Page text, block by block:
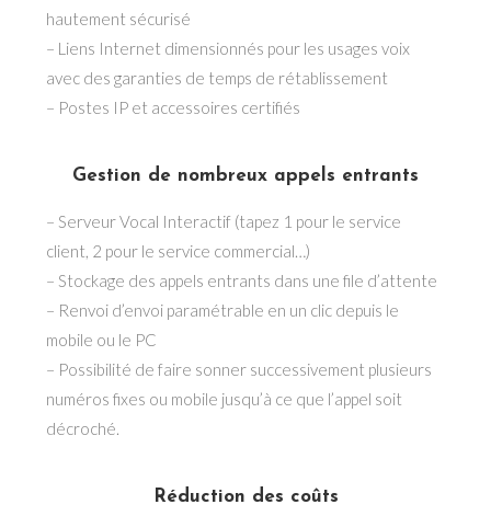
hautement sécurisé
– Liens Internet dimensionnés pour les usages voix
avec des garanties de temps de rétablissement
– Postes IP et accessoires certifiés
Gestion de nombreux appels entrants
– Serveur Vocal Interactif (tapez 1 pour le service
client, 2 pour le service commercial…)
– Stockage des appels entrants dans une file d’attente
– Renvoi d’envoi paramétrable en un clic depuis le
mobile ou le PC
– Possibilité de faire sonner successivement plusieurs
numéros fixes ou mobile jusqu’à ce que l’appel soit
décroché.
Réduction des coûts